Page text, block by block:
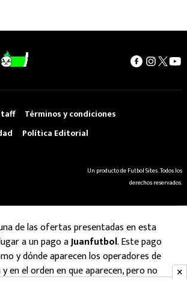
Términos y condiciones
Política Editorial
Un producto de Futbol Sites. Todos los
derechos reservados.
de las ofertas presentadas en esta
a un pago aJuanfutbol. Este pago
y dónde aparecen los operadores de
en el orden en que aparecen, pero no